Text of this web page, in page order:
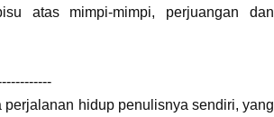
atas mimpi-mimpi, perjuangan dan
hidup penulisnya sendiri, yang